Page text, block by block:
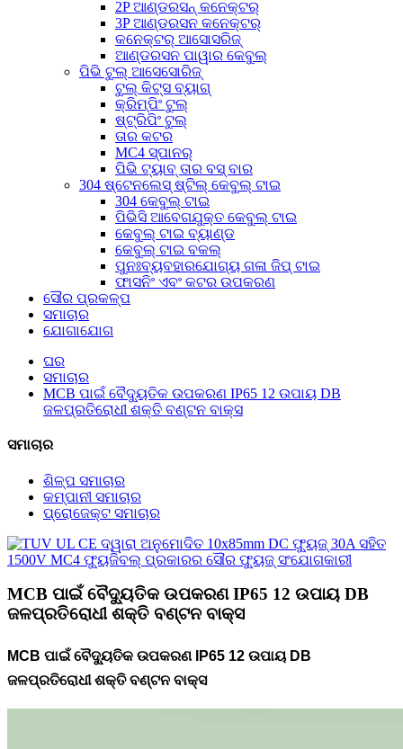
2P ଆଣ୍ଡରସନ୍ କନେକ୍ଟର୍
3P ଆଣ୍ଡରସନ କନେକ୍ଟର୍
କନେକ୍ଟର୍ ଆସୋସରିଜ୍
ଆଣ୍ଡରସନ ପାୱାର କେବୁଲ୍
ପିଭି ଟୁଲ୍ ଆସେସୋରିଜ୍
ଟୁଲ୍ କିଟ୍ସ ବ୍ୟାଗ୍
କ୍ରିମ୍ପିଂ ଟୁଲ୍
ଷ୍ଟ୍ରିପିଂ ଟୁଲ୍
ତାର କଟର
MC4 ସ୍ପାନର୍
ପିଭି ଟ୍ୟାବ୍ ତାର ବସ୍ ବାର
304 ଷ୍ଟେନଲେସ୍ ଷ୍ଟିଲ୍ କେବୁଲ୍ ଟାଇ
304 କେବୁଲ୍ ଟାଇ
ପିଭିସି ଆବେଗଯୁକ୍ତ କେବୁଲ୍ ଟାଇ
କେବୁଲ୍ ଟାଇ ବ୍ୟାଣ୍ଡ
କେବୁଲ୍ ଟାଇ ବକଲ୍
ପୁନଃବ୍ୟବହାରଯୋଗ୍ୟ ଗଳା ଜିପ୍ ଟାଇ
ଫାସନିଂ ଏବଂ କଟର ଉପକରଣ
ସୌର ପ୍ରକଳ୍ପ
ସମାଚାର
ଯୋଗାଯୋଗ
ଘର
ସମାଚାର
MCB ପାଇଁ ବୈଦ୍ୟୁତିକ ଉପକରଣ IP65 12 ଉପାୟ DB
ଜଳପ୍ରତିରୋଧୀ ଶକ୍ତି ବଣ୍ଟନ ବାକ୍ସ
ସମାଚାର
ଶିଳ୍ପ ସମାଚାର
କମ୍ପାନୀ ସମାଚାର
ପ୍ରୋଜେକ୍ଟ ସମାଚାର
MCB ପାଇଁ ବୈଦ୍ୟୁତିକ ଉପକରଣ IP65 12 ଉପାୟ DB
ଜଳପ୍ରତିରୋଧୀ ଶକ୍ତି ବଣ୍ଟନ ବାକ୍ସ
MCB ପାଇଁ ବୈଦ୍ୟୁତିକ ଉପକରଣ IP65 12 ଉପାୟ DB
ଜଳପ୍ରତିରୋଧୀ ଶକ୍ତି ବଣ୍ଟନ ବାକ୍ସ